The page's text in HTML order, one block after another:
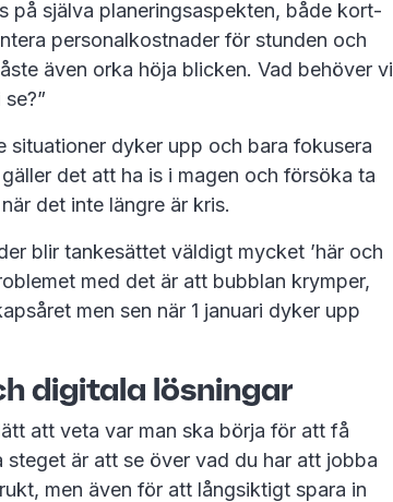
på själva planeringsaspekten, både kort-
personalkostnader för stunden och
även orka höja blicken. Vad behöver vi
situationer dyker upp och bara fokusera
det att ha is i magen och försöka ta
det inte längre är kris.
blir tankesättet väldigt mycket ’här och
med det är att bubblan krymper,
men sen när 1 januari dyker upp
digitala lösningar
att veta var man ska börja för att få
är att se över vad du har att jobba
men även för att långsiktigt spara in